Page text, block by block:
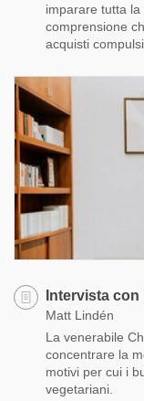
imparare tutta
comprensione
acquisti
Intervista
Matt Lindén
La venerabile
concentrare la
motivi per cui i
vegetariani.